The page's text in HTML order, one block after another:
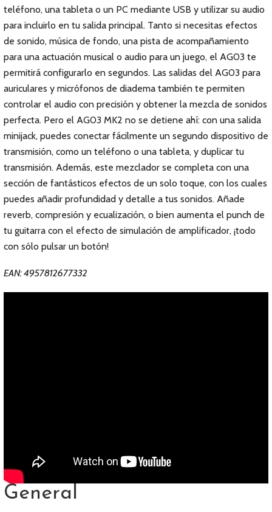
teléfono, una tableta o un PC mediante USB y utilizar su audio
para incluirlo en tu salida principal. Tanto si necesitas efectos
de sonido, música de fondo, una pista de acompañamiento
para una actuación musical o audio para un juego, el AG03 te
permitirá configurarlo en segundos. Las salidas del AG03 para
auriculares y micrófonos de diadema también te permiten
controlar el audio con precisión y obtener la mezcla de sonidos
perfecta. Pero el AG03 MK2 no se detiene ahí: con una salida
minijack, puedes conectar fácilmente un segundo dispositivo de
transmisión, como un teléfono o una tableta, y duplicar tu
transmisión. Además, este mezclador se completa con una
sección de fantásticos efectos de un solo toque, con los cuales
puedes añadir profundidad y detalle a tus sonidos. Añade
reverb, compresión y ecualización, o bien aumenta el punch de
tu guitarra con el efecto de simulación de amplificador, ¡todo
con sólo pulsar un botón!
EAN: 4957812677332
General